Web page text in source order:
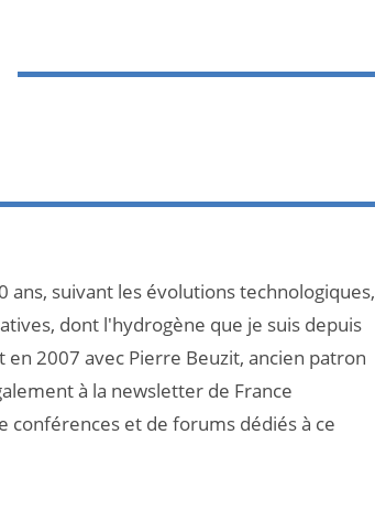
ans, suivant les évolutions technologiques,
dont l'hydrogène que je suis depuis
en 2007 avec Pierre Beuzit, ancien patron
à la newsletter de France
conférences et de forums dédiés à ce